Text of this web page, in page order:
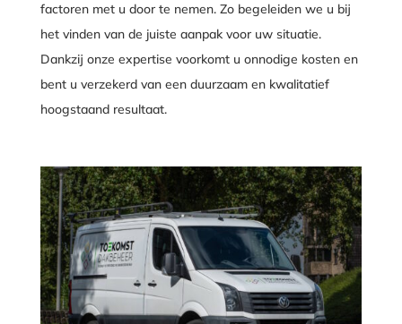
factoren met u door te nemen. Zo begeleiden we u bij
het vinden van de juiste aanpak voor uw situatie.
Dankzij onze expertise voorkomt u onnodige kosten en
bent u verzekerd van een duurzaam en kwalitatief
hoogstaand resultaat.